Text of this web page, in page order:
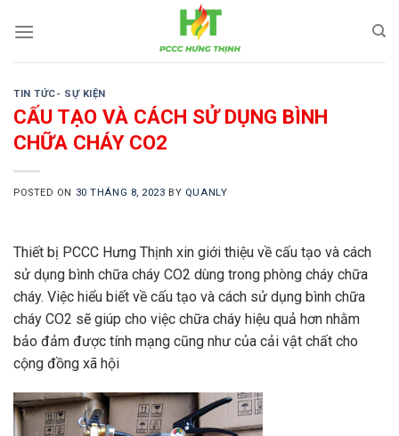
TIN TỨC- SỰ KIỆN
CẤU TẠO VÀ CÁCH SỬ DỤNG BÌNH
CHỮA CHÁY CO2
POSTED ON 30 THÁNG 8, 2023 BY QUANLY
Thiết bị PCCC Hưng Thịnh xin giới thiệu về cấu tạo và cách
sử dụng bình chữa cháy CO2 dùng trong phòng cháy chữa
cháy. Việc hiểu biết về cấu tạo và cách sử dụng bình chữa
cháy CO2 sẽ giúp cho việc chữa cháy hiệu quả hơn nhằm
bảo đảm được tính mạng cũng như của cải vật chất cho
cộng đồng xã hội